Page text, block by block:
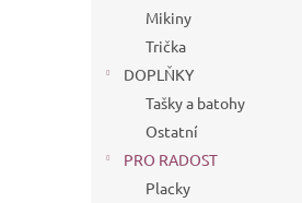
Mikiny
Trička
DOPLŇKY
Tašky a batohy
Ostatní
PRO RADOST
Placky